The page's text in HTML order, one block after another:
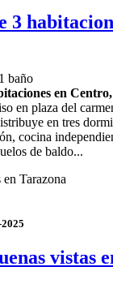
3
1 baño
en
en plaza del
en tres
cocina
de baldo...
vistas